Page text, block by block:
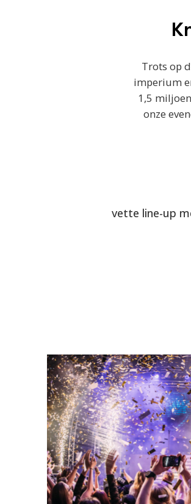
Trots op
imperium
1,5
onze
vette line-up